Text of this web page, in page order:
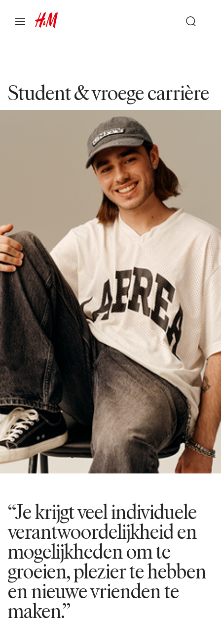
Student & vroege carrière
“Je krijgt veel individuele
verantwoordelijkheid en
mogelijkheden om te
groeien, plezier te hebben
en nieuwe vrienden te
maken.”